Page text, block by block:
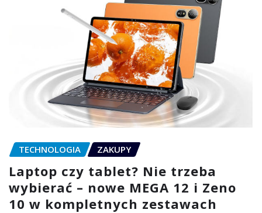
TECHNOLOGIA ZAKUPY
Laptop czy tablet? Nie trzeba
wybierać – nowe MEGA 12 i Zeno
10 w kompletnych zestawach